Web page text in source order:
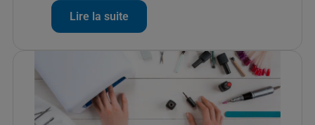
Lire la suite